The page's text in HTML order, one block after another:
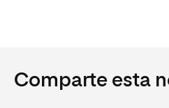
Comparte esta